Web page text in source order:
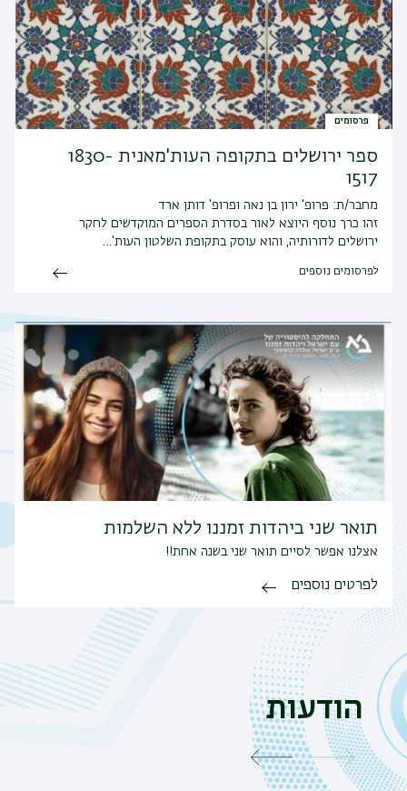
פרסומים
ספר ירושלים בתקופה העות'מאנית 1830-
1517
מחבר/ת: פרופ' ירון בן נאה ופרופ' דותן ארד
זהו כרך נוסף היוצא לאור בסדרת הספרים המוקדשים לחקר
ירושלים לדורותיה, והוא עוסק בתקופת השלטון העות'…
לפרסומים נוספים
תואר שני ביהדות זמננו ללא השלמות
אצלנו אפשר לסיים תואר שני בשנה אחת!!
לפרטים נוספים
הודעות